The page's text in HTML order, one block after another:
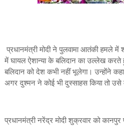
प्रधानमंत्री मोदी ने पुलवामा आतंकी हमले
में घायल ऐशान्या के बलिदान का उल्लेख करते
बलिदान को देश कभी नहीं भूलेगा। उन्होंने
अगर दुश्मन ने कोई भी दुस्साहस किया तो उसे
प्रधानमंत्री नरेंद्र मोदी शुक्रवार को